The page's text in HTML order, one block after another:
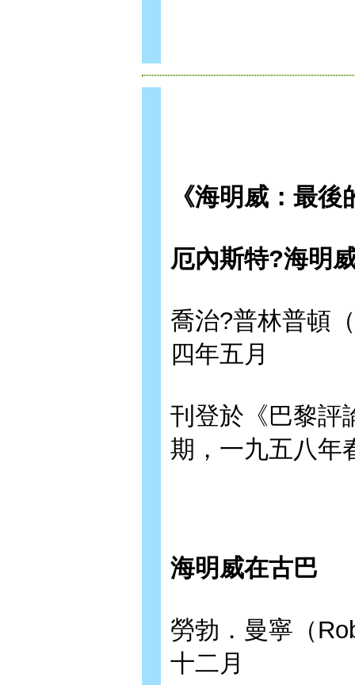
《海明威：最後
厄內斯特?海明
喬治?普林普頓
四年五月
刊登於《巴黎評
期，一九五八年
海明威在古巴
勞勃．曼寧（
十二月